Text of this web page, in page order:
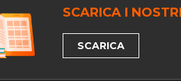
SCARICA I
SCARICA